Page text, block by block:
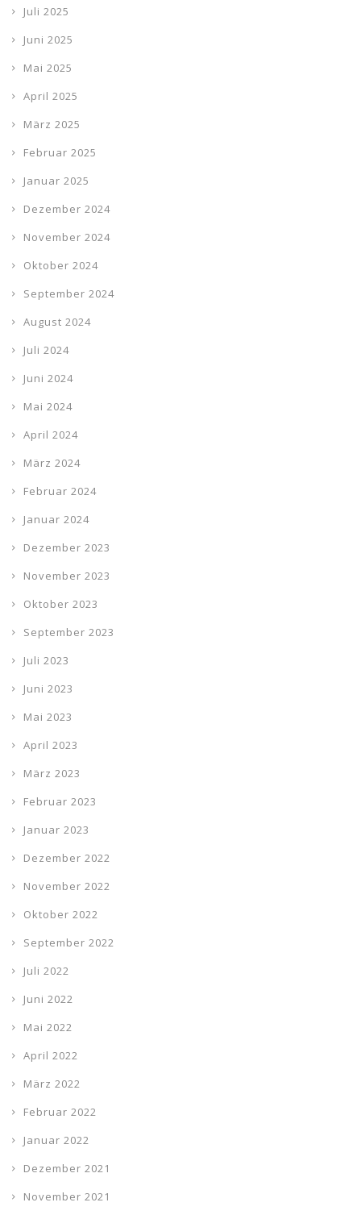
Juli 2025
Juni 2025
Mai 2025
April 2025
März 2025
Februar 2025
Januar 2025
Dezember 2024
November 2024
Oktober 2024
September 2024
August 2024
Juli 2024
Juni 2024
Mai 2024
April 2024
März 2024
Februar 2024
Januar 2024
Dezember 2023
November 2023
Oktober 2023
September 2023
Juli 2023
Juni 2023
Mai 2023
April 2023
März 2023
Februar 2023
Januar 2023
Dezember 2022
November 2022
Oktober 2022
September 2022
Juli 2022
Juni 2022
Mai 2022
April 2022
März 2022
Februar 2022
Januar 2022
Dezember 2021
November 2021